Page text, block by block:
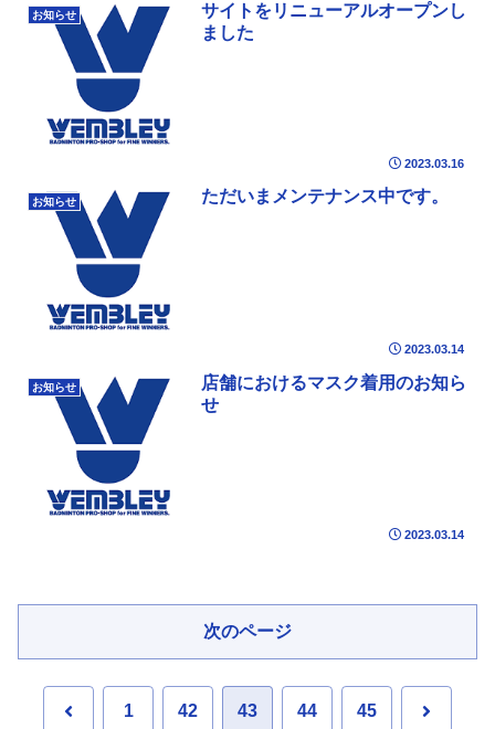
お知らせ
サイトをリニューアルオープンし
ました
2023.03.16
お知らせ ただいまメンテナンス中です。
2023.03.14
お知らせ
店舗におけるマスク着用のお知ら
せ
2023.03.14
次のページ
前 1 42 43 44 45 次